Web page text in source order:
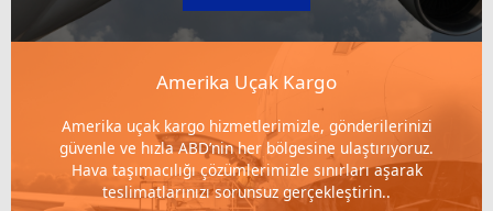
Amerika Uçak Kargo
Amerika uçak kargo hizmetlerimizle, gönderilerinizi
güvenle ve hızla ABD’nin her bölgesine ulaştırıyoruz.
Hava taşımacılığı çözümlerimizle sınırları aşarak
teslimatlarınızı sorunsuz gerçekleştirin..